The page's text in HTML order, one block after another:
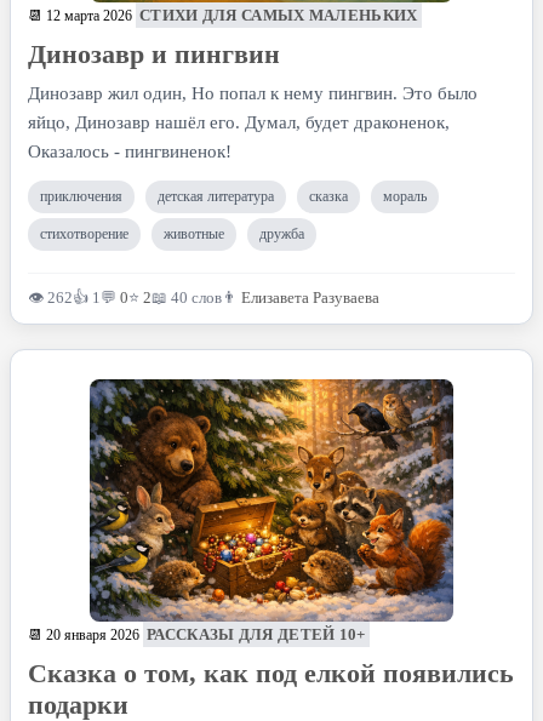
📆 12 марта 2026 СТИХИ ДЛЯ САМЫХ МАЛЕНЬКИХ
Динозавр и пингвин
Динозавр жил один, Но попал к нему пингвин. Это было
яйцо, Динозавр нашёл его. Думал, будет драконенок,
Оказалось - пингвиненок!
приключения детская литература сказка мораль
стихотворение животные дружба
👁 262👍 1💬 0⭐ 2📖 40 слов 👨 Елизавета Разуваева
📆 20 января 2026 РАССКАЗЫ ДЛЯ ДЕТЕЙ 10+
Сказка о том, как под елкой появились
подарки